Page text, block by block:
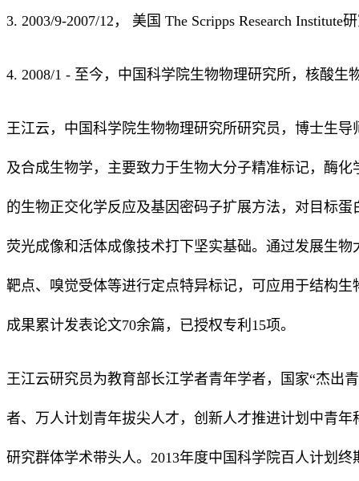
3. 2003/9-2007/12， 美国 The Scripps Research Institute
4. 2008/1 - 至今，中国科学院生物物理研究所，核酸生
王江云，中国科学院生物物理研究所研究员，博士生
及合成生物学，主要致力于生物大分子精准标记，酶
的生物正交化学反应及基因密码子扩展方法，对目标
荧光成像和活体成像技术打下坚实基础。通过发展生
靶点、嗅觉受体等进行定点特异标记，可应用于结构
成果累计发表论文70余篇，已授权专利15项。
王江云研究员为教育部长江学者青年学者，国家“杰出
者、万人计划青年拔尖人才，创新人才推进计划中青
研究群体学术带头人。2013年度中国科学院百人计划